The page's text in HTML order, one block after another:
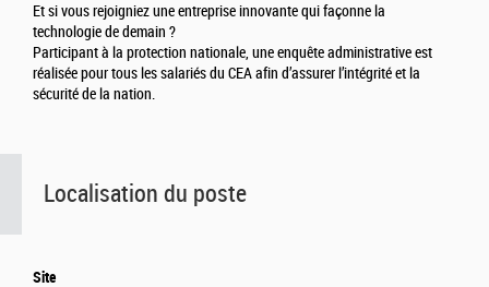
Et si vous rejoigniez une entreprise innovante qui façonne la
technologie de demain ?
Participant à la protection nationale, une enquête administrative est
réalisée pour tous les salariés du CEA afin d’assurer l’intégrité et la
sécurité de la nation.
Localisation du poste
Site